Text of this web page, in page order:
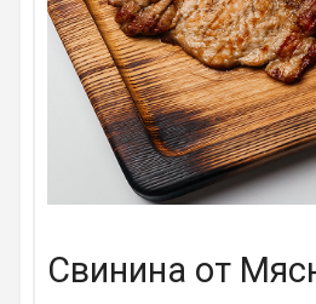
Свинина от